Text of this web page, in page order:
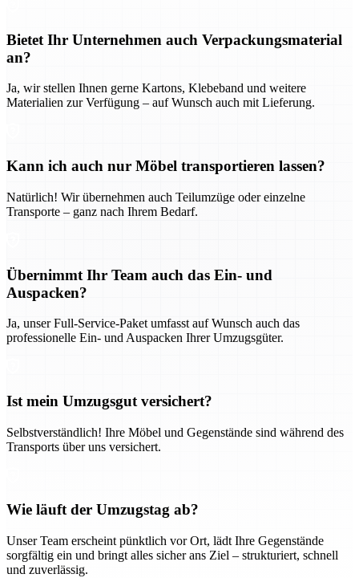
Bietet Ihr Unternehmen auch Verpackungsmaterial
an?
Ja, wir stellen Ihnen gerne Kartons, Klebeband und weitere
Materialien zur Verfügung – auf Wunsch auch mit Lieferung.
Kann ich auch nur Möbel transportieren lassen?
Natürlich! Wir übernehmen auch Teilumzüge oder einzelne
Transporte – ganz nach Ihrem Bedarf.
Übernimmt Ihr Team auch das Ein- und
Auspacken?
Ja, unser Full-Service-Paket umfasst auf Wunsch auch das
professionelle Ein- und Auspacken Ihrer Umzugsgüter.
Ist mein Umzugsgut versichert?
Selbstverständlich! Ihre Möbel und Gegenstände sind während des
Transports über uns versichert.
Wie läuft der Umzugstag ab?
Unser Team erscheint pünktlich vor Ort, lädt Ihre Gegenstände
sorgfältig ein und bringt alles sicher ans Ziel – strukturiert, schnell
und zuverlässig.